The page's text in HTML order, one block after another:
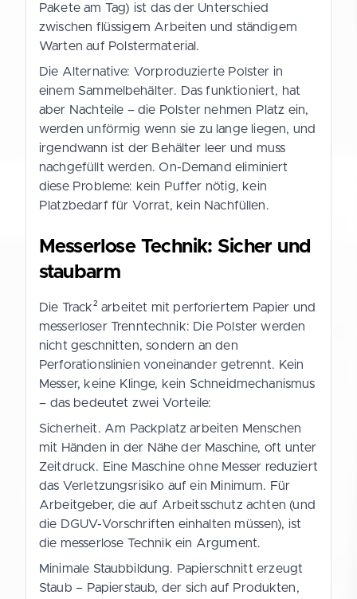
Pakete am Tag) ist das der Unterschied
zwischen flüssigem Arbeiten und ständigem
Warten auf Polstermaterial.
Die Alternative: Vorproduzierte Polster in
einem Sammelbehälter. Das funktioniert, hat
aber Nachteile – die Polster nehmen Platz ein,
werden unförmig wenn sie zu lange liegen, und
irgendwann ist der Behälter leer und muss
nachgefüllt werden. On-Demand eliminiert
diese Probleme: kein Puffer nötig, kein
Platzbedarf für Vorrat, kein Nachfüllen.
Messerlose Technik: Sicher und
staubarm
Die Track² arbeitet mit perforiertem Papier und
messerloser Trenntechnik: Die Polster werden
nicht geschnitten, sondern an den
Perforationslinien voneinander getrennt. Kein
Messer, keine Klinge, kein Schneidmechanismus
– das bedeutet zwei Vorteile:
Sicherheit. Am Packplatz arbeiten Menschen
mit Händen in der Nähe der Maschine, oft unter
Zeitdruck. Eine Maschine ohne Messer reduziert
das Verletzungsrisiko auf ein Minimum. Für
Arbeitgeber, die auf Arbeitsschutz achten (und
die DGUV-Vorschriften einhalten müssen), ist
die messerlose Technik ein Argument.
Minimale Staubbildung. Papierschnitt erzeugt
Staub – Papierstaub, der sich auf Produkten,